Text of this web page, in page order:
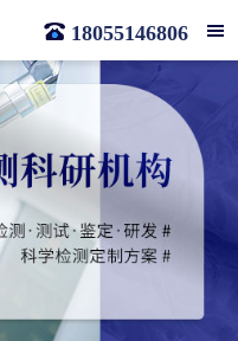
18055146806